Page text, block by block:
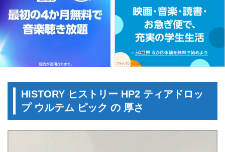
HISTORY ヒストリー HP2 ティアドロッ
プ ウルテム ピック の 厚さ